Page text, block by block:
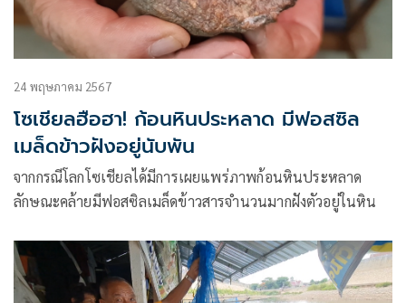
24 พฤษภาคม 2567
โซเชียลฮือฮา! ก้อนหินประหลาด มีฟอสซิล
เมล็ดข้าวฝังอยู่นับพัน
จากกรณีโลกโซเชียลได้มีการเผยแพร่ภาพก้อนหินประหลาด
ลักษณะคล้ายมีฟอสซิลเมล็ดข้าวสารจำนวนมากฝังตัวอยู่ในหิน